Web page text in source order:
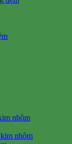
nhôm
nhôm